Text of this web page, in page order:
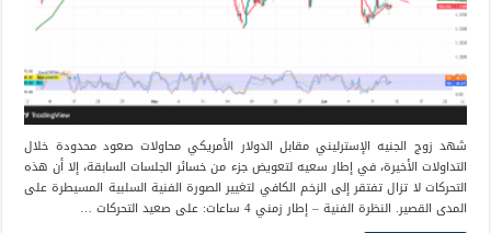
شهد زوج الجنيه الإسترليني مقابل الدولار الأمريكي محاولات صعود محدودة خلال
التداولات الأخيرة، في إطار سعيه لتعويض جزء من خسائر الجلسات السابقة، إلا أن هذه
التحركات لا تزال تفتقر إلى الزخم الكافي لتغيير الصورة الفنية السلبية المسيطرة على
المدى القصير. النظرة الفنية – إطار زمني 4 ساعات: على صعيد التحركات …